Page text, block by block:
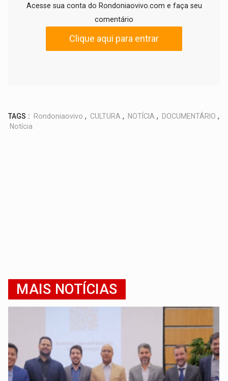
Acesse sua conta do Rondoniaovivo.com e faça seu
comentário
Clique aqui para entrar
TAGS : Rondoniaovivo , CULTURA , NOTÍCIA , DOCUMENTÁRIO ,
Notícia
MAIS NOTÍCIAS